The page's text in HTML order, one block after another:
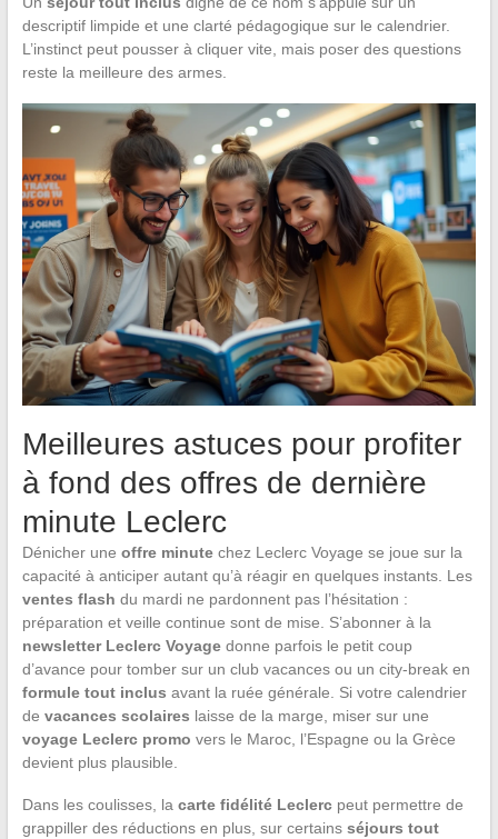
descriptif limpide et une clarté pédagogique sur le calendrier.
L’instinct peut pousser à cliquer vite, mais poser des questions
reste la meilleure des armes.
Meilleures astuces pour profiter
à fond des offres de dernière
minute Leclerc
Dénicher une offre minutechez Leclerc Voyage se joue sur la
capacité à anticiper autant qu’à réagir en quelques instants. Les
ventes flash du mardi ne pardonnent pas l’hésitation :
préparation et veille continue sont de mise. S’abonner à la
newsletter Leclerc Voyagedonne parfois le petit coup
d’avance pour tomber sur un club vacances ou un city-break en
formule tout inclus avant la ruée générale. Si votre calendrier
de vacances scolaires laisse de la marge, miser sur une
voyage Leclerc promo vers le Maroc, l’Espagne ou la Grèce
devient plus plausible.
Dans les coulisses, la carte fidélité Leclercpeut permettre de
grappiller des réductions en plus, sur certains séjours tout